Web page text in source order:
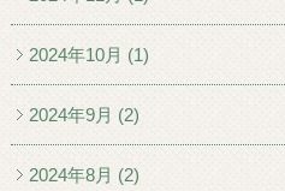
2024年10月 (1)
2024年9月 (2)
2024年8月 (2)